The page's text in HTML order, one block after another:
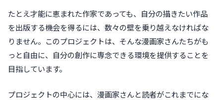
たとえ才能に恵まれた作家であっても、自分の描きたい作品
を出版する機会を得るには、数々の壁を乗り越えなければな
りません。このプロジェクトは、そんな漫画家さんたちがも
っと自由に、自分の創作に専念できる環境を提供することを
目指しています。
プロジェクトの中心には、漫画家さんと読者がこれまでにな